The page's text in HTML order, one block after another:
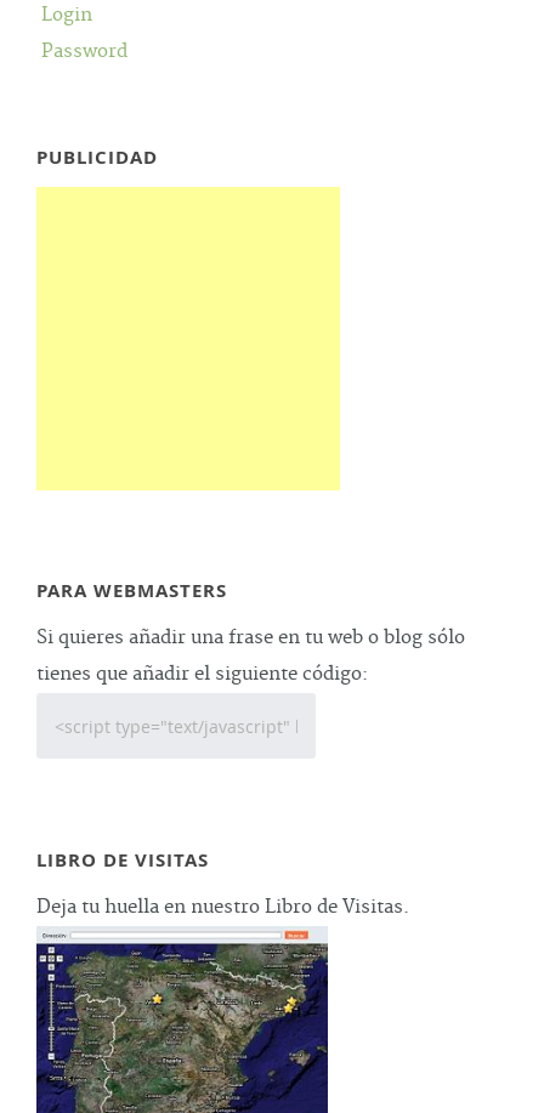
Login
Password
PUBLICIDAD
PARA WEBMASTERS
Si quieres añadir una frase en tu web o blog sólo
tienes que añadir el siguiente código:
LIBRO DE VISITAS
Deja tu huella en nuestro Libro de Visitas.